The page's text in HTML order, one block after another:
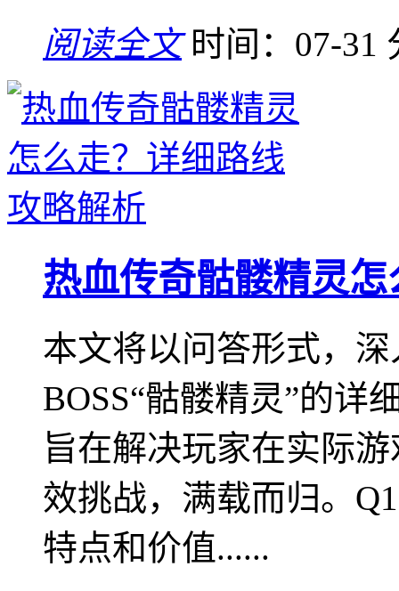
阅读全文 时间：07-31
热血传奇骷髅精灵
本文将以问答形式，
BOSS“骷髅精灵”的详
旨在解决玩家在实际
效挑战，满载而归。
特点和价值......